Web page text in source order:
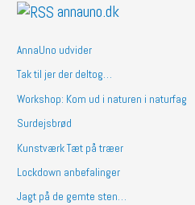
annauno.dk
AnnaUno udvider
Tak til jer der deltog…
Workshop: Kom ud i naturen i naturfag
Surdejsbrød
Kunstværk Tæt på træer
Lockdown anbefalinger
Jagt på de gemte sten…